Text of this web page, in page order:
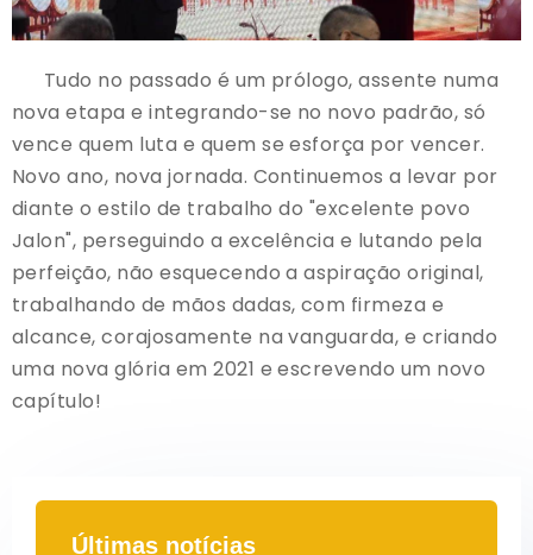
Tudo no passado é um prólogo, assente numa
nova etapa e integrando-se no novo padrão, só
vence quem luta e quem se esforça por vencer.
Novo ano, nova jornada. Continuemos a levar por
diante o estilo de trabalho do "excelente povo
Jalon", perseguindo a excelência e lutando pela
perfeição, não esquecendo a aspiração original,
trabalhando de mãos dadas, com firmeza e
alcance, corajosamente na vanguarda, e criando
uma nova glória em 2021 e escrevendo um novo
capítulo!
Últimas notícias